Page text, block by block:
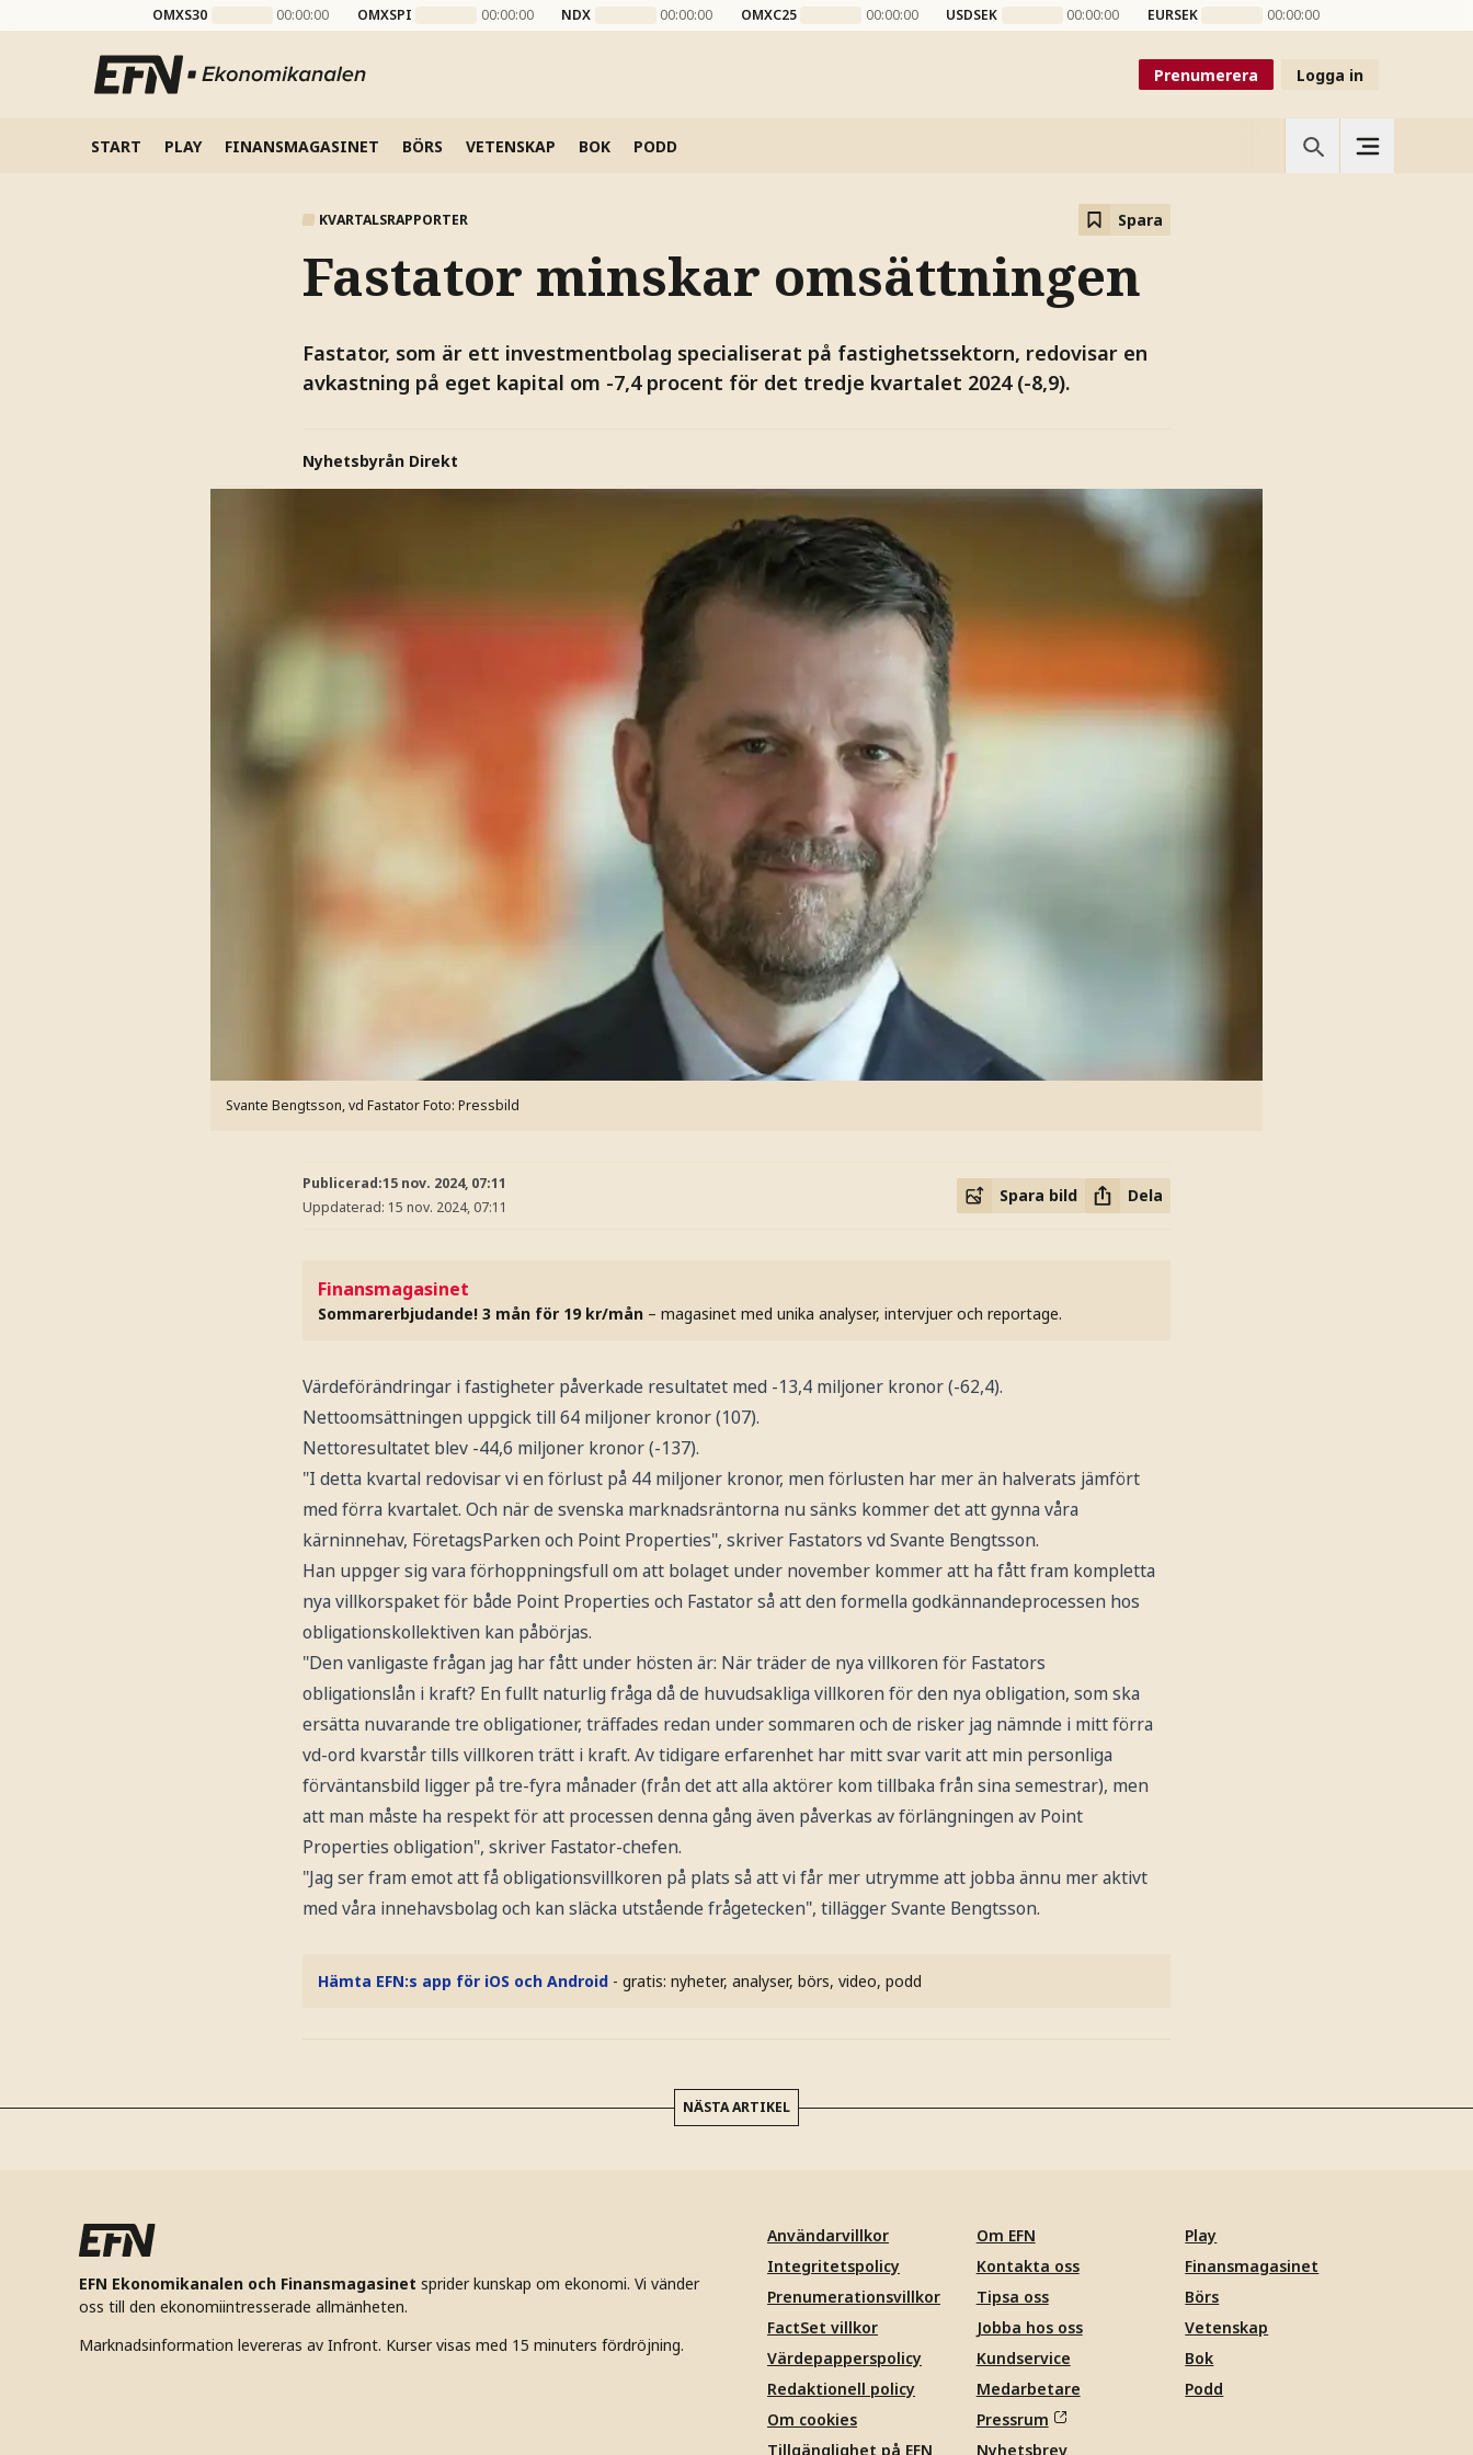
OMXS30 00:00:00 OMXSPI 00:00:00 NDX 00:00:00 OMXC25 00:00:00 USDSEK 00:00:00 EURSEK 00:00:00
Prenumerera Logga in
START PLAY FINANSMAGASINET BÖRS VETENSKAP BOK PODD
KVARTALSRAPPORTER Spara
Fastator minskar omsättningen
Fastator, som är ett investmentbolag specialiserat på fastighetssektorn, redovisar en
avkastning på eget kapital om -7,4 procent för det tredje kvartalet 2024 (-8,9).
Nyhetsbyrån Direkt
Svante Bengtsson, vd FastatorFoto: Pressbild
Publicerad:15 nov. 2024, 07:11
Uppdaterad: 15 nov. 2024, 07:11
Spara bild Dela
Finansmagasinet
Sommarerbjudande! 3 mån för 19 kr/mån – magasinet med unika analyser, intervjuer och reportage.
Värdeförändringar i fastigheter påverkade resultatet med -13,4 miljoner kronor (-62,4).
Nettoomsättningen uppgick till 64 miljoner kronor (107).
Nettoresultatet blev -44,6 miljoner kronor (-137).
"I detta kvartal redovisar vi en förlust på 44 miljoner kronor, men förlusten har mer än halverats jämfört
med förra kvartalet. Och när de svenska marknadsräntorna nu sänks kommer det att gynna våra
kärninnehav, FöretagsParken och Point Properties", skriver Fastators vd Svante Bengtsson.
Han uppger sig vara förhoppningsfull om att bolaget under november kommer att ha fått fram kompletta
nya villkorspaket för både Point Properties och Fastator så att den formella godkännandeprocessen hos
obligationskollektiven kan påbörjas.
"Den vanligaste frågan jag har fått under hösten är: När träder de nya villkoren för Fastators
obligationslån i kraft? En fullt naturlig fråga då de huvudsakliga villkoren för den nya obligation, som ska
ersätta nuvarande tre obligationer, träffades redan under sommaren och de risker jag nämnde i mitt förra
vd-ord kvarstår tills villkoren trätt i kraft. Av tidigare erfarenhet har mitt svar varit att min personliga
förväntansbild ligger på tre-fyra månader (från det att alla aktörer kom tillbaka från sina semestrar), men
att man måste ha respekt för att processen denna gång även påverkas av förlängningen av Point
Properties obligation", skriver Fastator-chefen.
"Jag ser fram emot att få obligationsvillkoren på plats så att vi får mer utrymme att jobba ännu mer aktivt
med våra innehavsbolag och kan släcka utstående frågetecken", tillägger Svante Bengtsson.
Hämta EFN:s app för iOS och Android - gratis: nyheter, analyser, börs, video, podd
NÄSTA ARTIKEL
EFN Ekonomikanalen och Finansmagasinet sprider kunskap om ekonomi. Vi vänder
oss till den ekonomiintresserade allmänheten.
Marknadsinformation levereras av Infront. Kurser visas med 15 minuters fördröjning.
Användarvillkor
Integritetspolicy
Prenumerationsvillkor
FactSet villkor
Värdepapperspolicy
Redaktionell policy
Om cookies
Tillgänglighet på EFN
Om EFN
Kontakta oss
Tipsa oss
Jobba hos oss
Kundservice
Medarbetare
Pressrum
Nyhetsbrev
Play
Finansmagasinet
Börs
Vetenskap
Bok
Podd